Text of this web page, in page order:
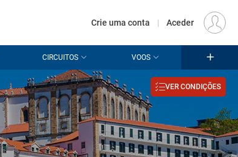
EUR
Crie uma conta | Aceder
CIRCUITOS VOOS
VER CONDIÇÕES